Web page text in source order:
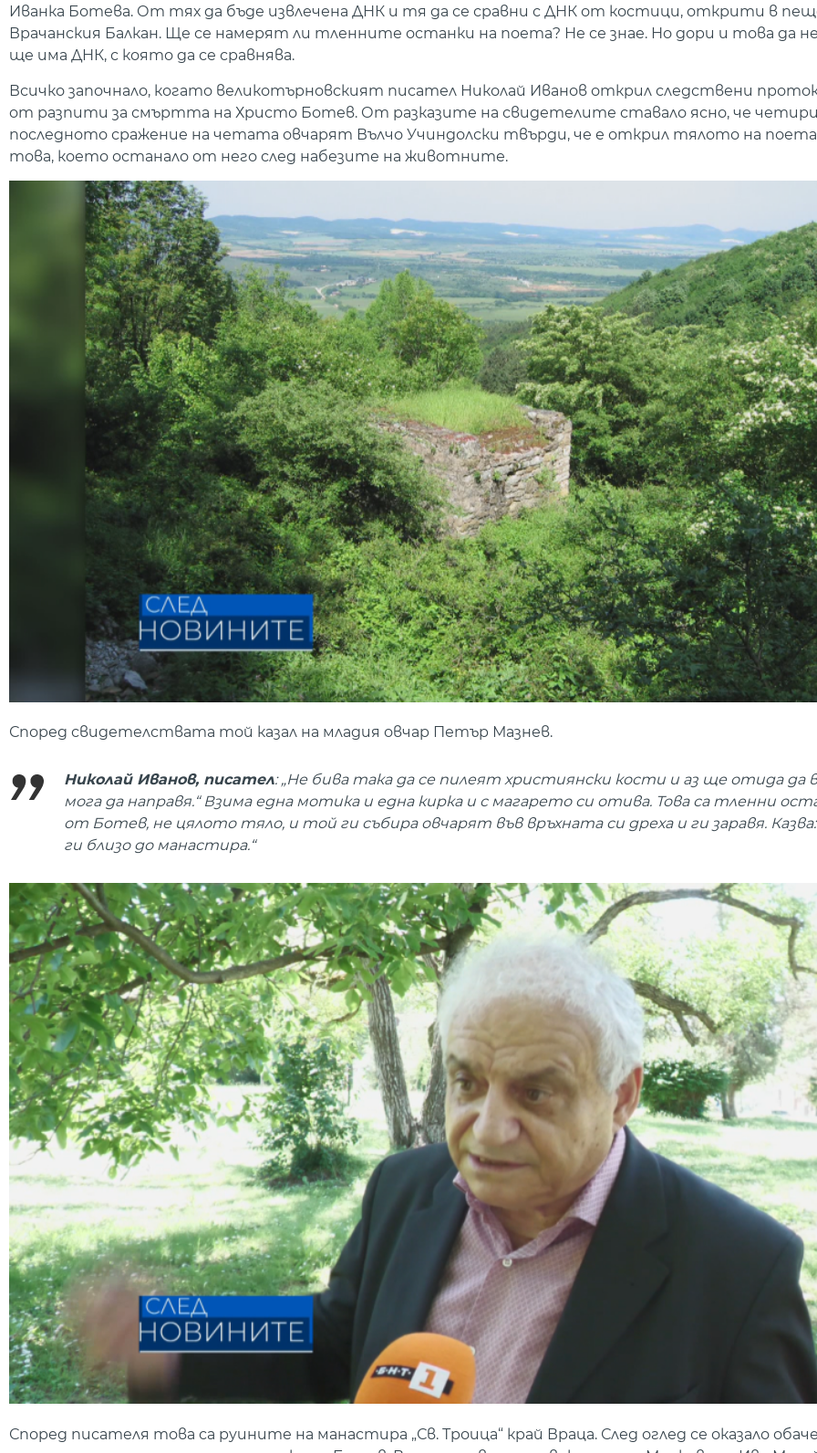
Иванка Ботева. От тях да бъде извлечена ДНК и тя да се сравни с ДНК от костици, открити в
Врачанския Балкан. Ще се намерят ли тленните останки на поета? Не се знае. Но дори и това да
ще има ДНК, с която да се сравнява.
Всичко започнало, когато великотърновският писател Николай Иванов открил следствени
от разпити за смъртта на Христо Ботев. От разказите на свидетелите ставало ясно, че четири
последното сражение на четата овчарят Вълчо Учиндолски твърди, че е открил тялото на
това, което останало от него след набезите на животните.
Според свидетелствата той казал на младия овчар Петър Мазнев.
Николай Иванов, писател: „Не бива така да се пилеят християнски кости и аз ще отида да
мога да направя.“ Взима една мотика и една кирка и с магарето си отива. Това са тленни
от Ботев, не цялото тяло, и той ги събира овчарят във връхната си дреха и ги заравя. Казва:
ги близо до манастира.“
Според писателя това са руините на манастира „Св. Троица“ край Враца. След оглед се оказало